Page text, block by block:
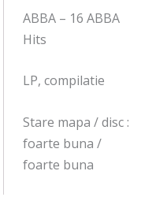
ABBA – 16 ABBA
Hits
LP, compilatie
Stare mapa / disc :
foarte buna /
foarte buna